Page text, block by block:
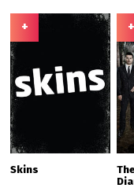
+
Skins
+